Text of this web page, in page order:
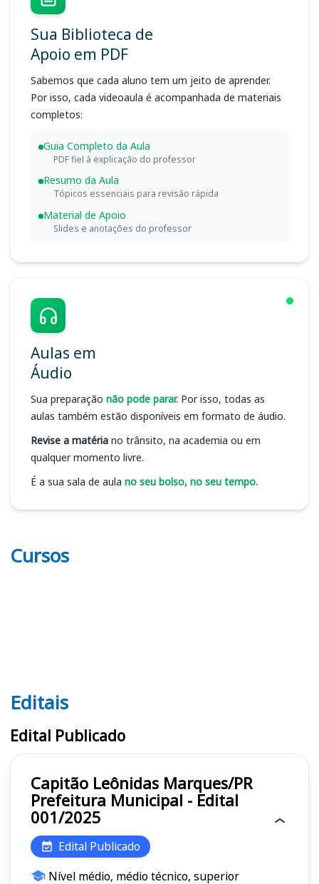
Sua Biblioteca de
Apoio em PDF
Sabemos que cada aluno tem um jeito de aprender.
Por isso, cada videoaula é acompanhada de materiais
completos:
Guia Completo da Aula
PDF fiel à explicação do professor
Resumo da Aula
Tópicos essenciais para revisão rápida
Material de Apoio
Slides e anotações do professor
Aulas em
Áudio
Sua preparação não pode parar. Por isso, todas as
aulas também estão disponíveis em formato de áudio.
Revise a matéria no trânsito, na academia ou em
qualquer momento livre.
É a sua sala de aula no seu bolso, no seu tempo.
Cursos
Editais
Editais
Edital Publicado
Capitão Leônidas Marques/PR
Prefeitura Municipal - Edital
001/2025
Edital Publicado
Nível médio, médio técnico, superior